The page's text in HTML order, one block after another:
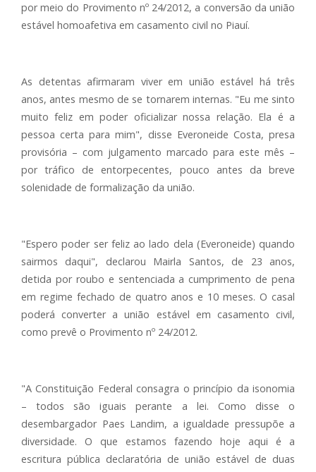
por meio do Provimento nº 24/2012, a conversão da união
estável homoafetiva em casamento civil no Piauí.
As detentas afirmaram viver em união estável há três
anos, antes mesmo de se tornarem internas. "Eu me sinto
muito feliz em poder oficializar nossa relação. Ela é a
pessoa certa para mim", disse Everoneide Costa, presa
provisória – com julgamento marcado para este mês –
por tráfico de entorpecentes, pouco antes da breve
solenidade de formalização da união.
"Espero poder ser feliz ao lado dela (Everoneide) quando
sairmos daqui", declarou Mairla Santos, de 23 anos,
detida por roubo e sentenciada a cumprimento de pena
em regime fechado de quatro anos e 10 meses. O casal
poderá converter a união estável em casamento civil,
como prevê o Provimento nº 24/2012.
"A Constituição Federal consagra o princípio da isonomia
– todos são iguais perante a lei. Como disse o
desembargador Paes Landim, a igualdade pressupõe a
diversidade. O que estamos fazendo hoje aqui é a
escritura pública declaratória de união estável de duas